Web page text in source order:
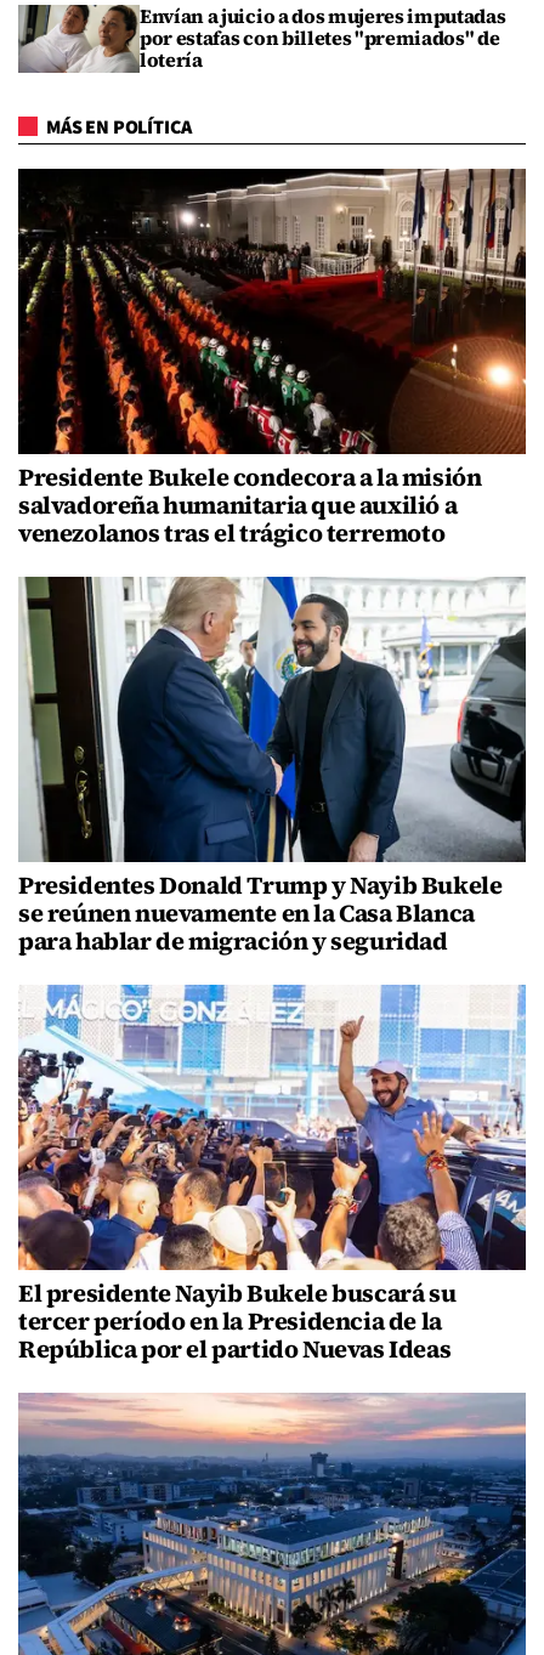
Envían a juicio a dos mujeres imputadas
por estafas con billetes "premiados" de
lotería
MÁS EN POLÍTICA
Presidente Bukele condecora a la misión
salvadoreña humanitaria que auxilió a
venezolanos tras el trágico terremoto
Presidentes Donald Trump y Nayib Bukele
se reúnen nuevamente en la Casa Blanca
para hablar de migración y seguridad
El presidente Nayib Bukele buscará su
tercer período en la Presidencia de la
República por el partido Nuevas Ideas